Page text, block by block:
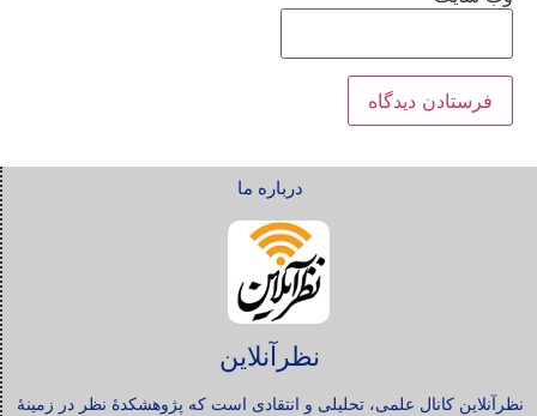
درباره ما
نظرآنلاین
نظرآنلاین کانال علمی، تحلیلی و انتقادی است که پژوهشکدۀ نظر در زمینۀ